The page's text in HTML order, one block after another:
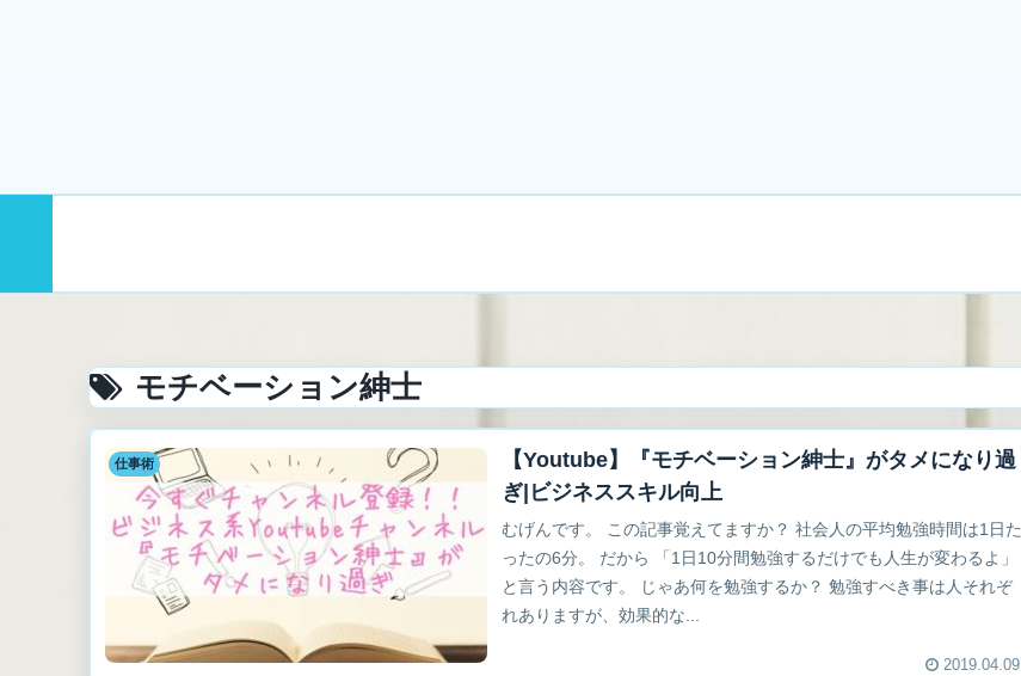
モチベーション紳士
仕事術
【Youtube】『モチベーション紳士』がタメになり過
ぎ|ビジネススキル向上
むげんです。 この記事覚えてますか？ 社会人の平均勉強時間は1日た
ったの6分。 だから 「1日10分間勉強するだけでも人生が変わるよ」
と言う内容です。 じゃあ何を勉強するか？ 勉強すべき事は人それぞ
れありますが、効果的な...
2019.04.09